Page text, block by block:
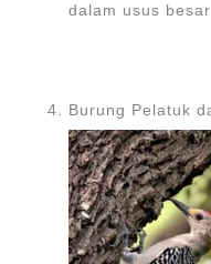
dalam usus besar
Burung Pelatuk